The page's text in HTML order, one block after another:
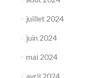
juillet 2024
juin 2024
mai 2024
avril 2024